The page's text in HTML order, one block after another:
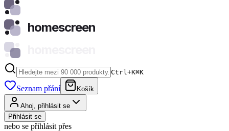
homescreen
Ctrl+K⌘K
Seznam přání Košík
Ahoj, přihlásit se
Přihlásit se
nebo se přihlásit přes